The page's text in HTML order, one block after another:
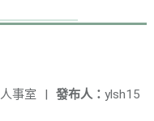
發布人： ylsh15
人事室 |